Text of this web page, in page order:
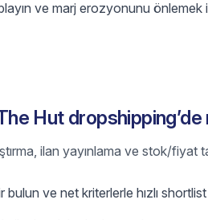
ve marj erozyonunu önlemek
Hut dropshipping’de
ilan yayınlama ve stok/fiyat
ve net kriterlerle hızlı